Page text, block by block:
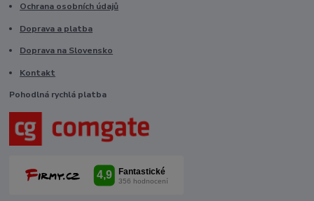
Ochrana osobních údajů
Doprava a platba
Doprava na Slovensko
Kontakt
Pohodlná rychlá platba